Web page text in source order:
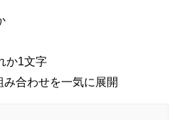
か1文字
み合わせを一気に展開